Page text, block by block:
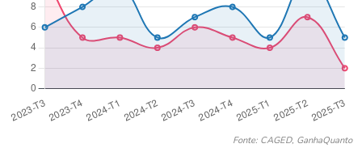
Fonte: CAGED, GanhaQuanto